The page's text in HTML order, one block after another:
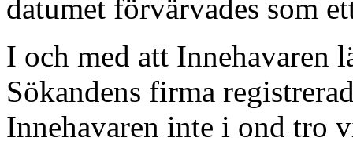
datumet förvärvades som
I och med att Innehavaren
Sökandens firma
Innehavaren inte i ond tro